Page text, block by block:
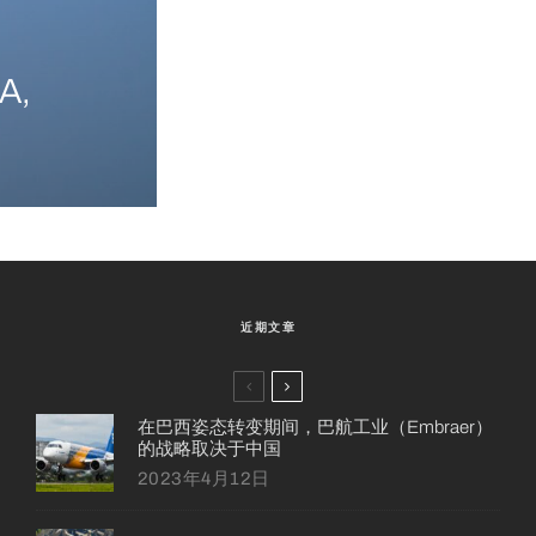
近期文章
在巴西姿态转变期间，巴航工业（Embraer）
的战略取决于中国
2023年4月12日